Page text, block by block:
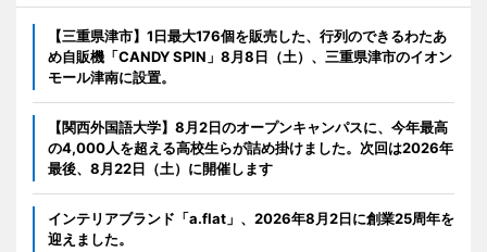
【三重県津市】1日最大176個を販売した、行列のできるわたあ
め自販機「CANDY SPIN」8月8日（土）、三重県津市のイオン
モール津南に設置。
【関西外国語大学】8月2日のオープンキャンパスに、今年最高
の4,000人を超える高校生らが詰め掛けました。次回は2026年
最後、8月22日（土）に開催します
インテリアブランド「a.flat」、2026年8月2日に創業25周年を
迎えました。